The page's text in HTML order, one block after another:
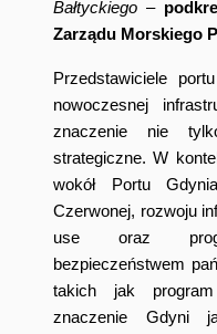
Bałtyckiego –
Zarządu Morskiego
Przedstawiciele
nowoczesnej
znaczenie nie
strategiczne. W
wokół Portu
Czerwonej, rozwoju
use oraz
bezpieczeństwem
takich jak
znaczenie Gdyni